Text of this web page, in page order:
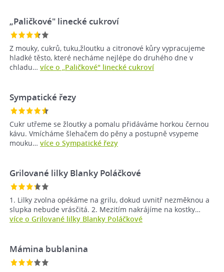
„Paličkové" linecké cukroví
Z mouky, cukrů, tuku,žloutku a citronové kůry vypracujeme
hladké těsto, které necháme nejlépe do druhého dne v
chladu… více o „Paličkové" linecké cukroví
Sympatické řezy
Cukr utřeme se žloutky a pomalu přidáváme horkou černou
kávu. Vmícháme šlehačem do pěny a postupně vsypeme
mouku… více o Sympatické řezy
Grilované lilky Blanky Poláčkové
1. Lilky zvolna opékáme na grilu, dokud uvnitř nezměknou a
slupka nebude vrásčitá. 2. Mezitím nakrájíme na kostky…
více o Grilované lilky Blanky Poláčkové
Mámina bublanina